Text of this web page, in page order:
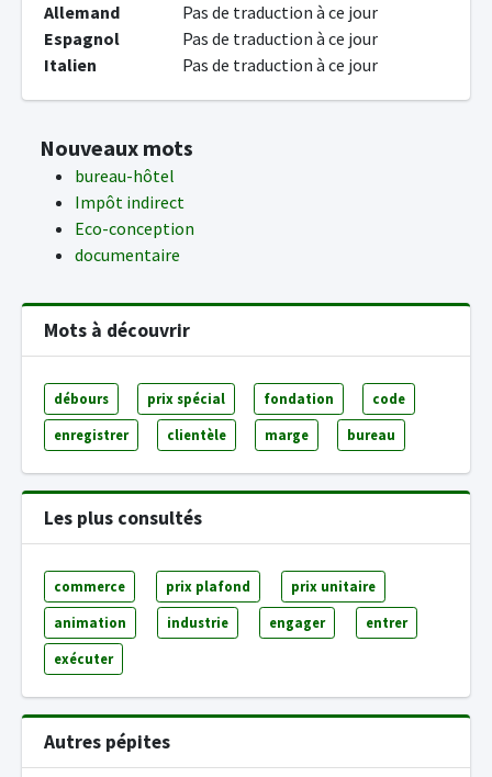
Allemand
Pas de traduction à ce jour
Espagnol
Pas de traduction à ce jour
Italien
Pas de traduction à ce jour
Nouveaux mots
bureau-hôtel
Impôt indirect
Eco-conception
documentaire
Mots à découvrir
débours prix spécial fondation code
enregistrer clientèle marge bureau
Les plus consultés
commerce prix plafond prix unitaire
animation industrie engager entrer
exécuter
Autres pépites